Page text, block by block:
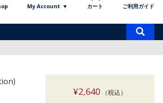
My Account カート ご利用ガイド
索
¥2,640（税込）